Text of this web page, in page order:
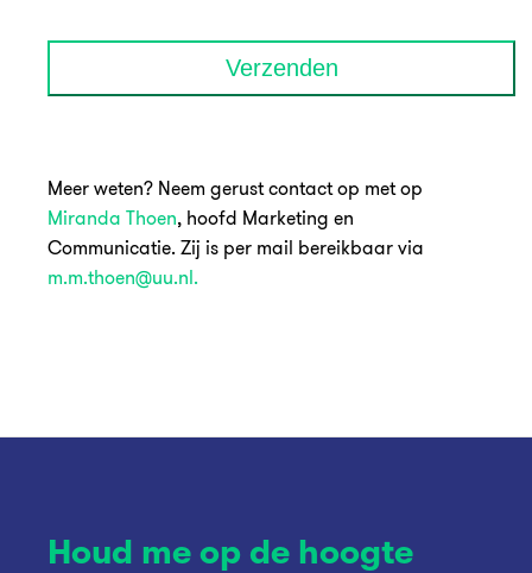
Verzenden
Meer weten? Neem gerust contact op met op
Miranda Thoen, hoofd Marketing en
Communicatie. Zij is per mail bereikbaar via
m.m.thoen@uu.nl.
Houd me op de hoogte